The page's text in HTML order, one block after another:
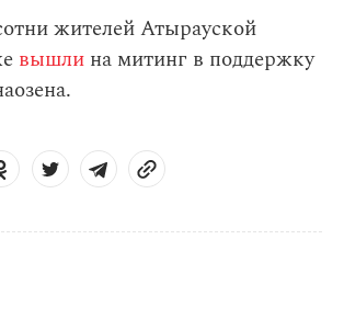
жителей Атырауской
вышли на митинг в поддержку